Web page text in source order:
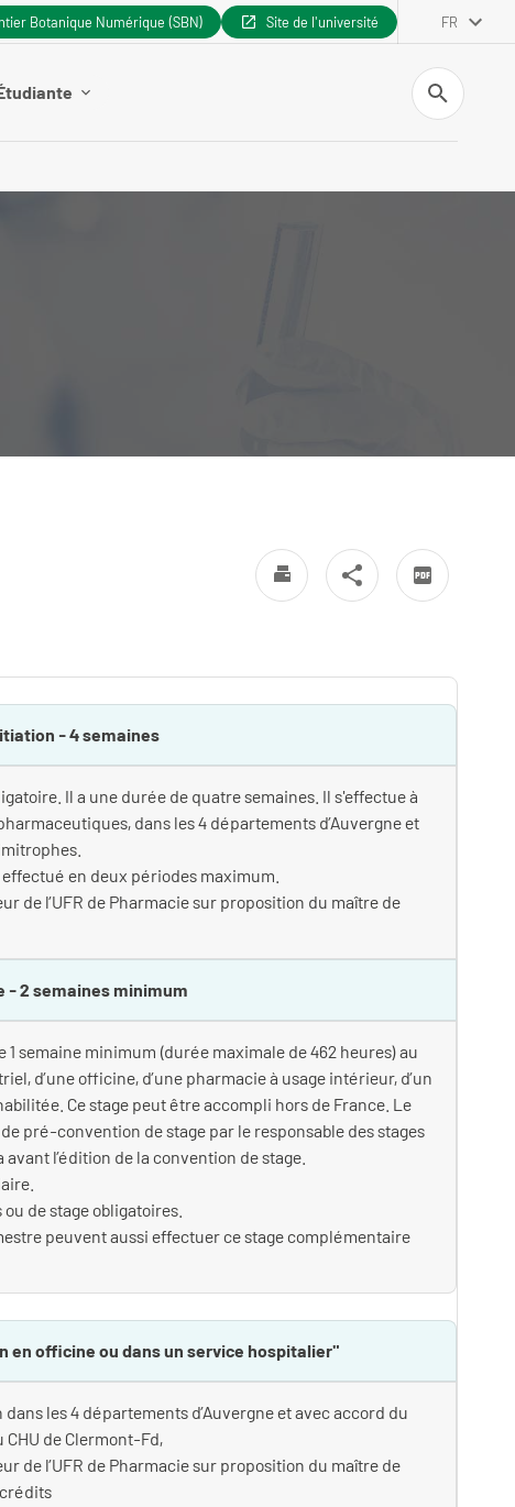
Botanique Numérique (SBN) Site de l'université FR
Recherche
- 4 semaines
Il a une durée de quatre semaines. Il s'effectue à
dans les 4 départements d’Auvergne et
en deux périodes maximum.
de l’UFR de Pharmacie sur proposition du maître de
- 2 semaines minimum
semaine minimum (durée maximale de 462 heures) au
d’une officine, d’une pharmacie à usage intérieur, d’un
Ce stage peut être accompli hors de France. Le
pré-convention de stage par le responsable des stages
l’édition de la convention de stage.
de stage obligatoires.
peuvent aussi effectuer ce stage complémentaire
officine ou dans un service hospitalier"
les 4 départements d’Auvergne et avec accord du
de Clermont-Fd,
de l’UFR de Pharmacie sur proposition du maître de